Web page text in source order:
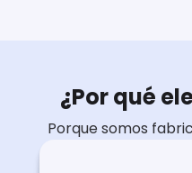
¿Por qué
Porque somos